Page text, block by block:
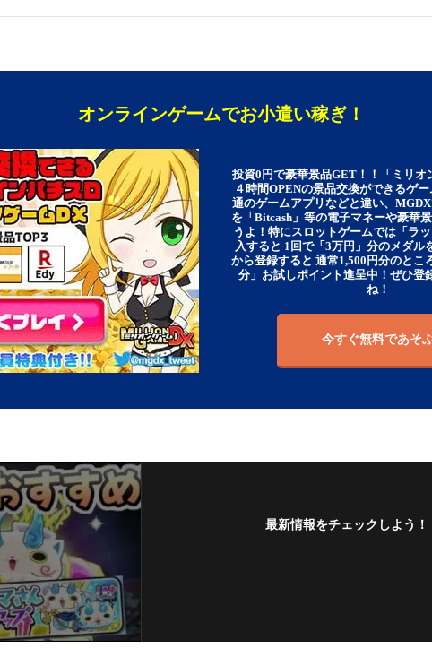
オンラインゲームでお小遣い稼ぎ！
投資0円で豪華景品GET！！「ミリオ
４時間OPENの景品交換ができるゲ
通のゲームアプリなどと違い、
を「Bitcash」等の電子マネーや豪華
うよ！特にスロットゲームでは「ラ
入すると 1回で「3万円」分のメダル
から登録すると 通常1,500円分のとこ
分」お試しポイント進呈中！ぜひ登
ね！
今すぐ無料であそ
最新情報をチェックしよう！